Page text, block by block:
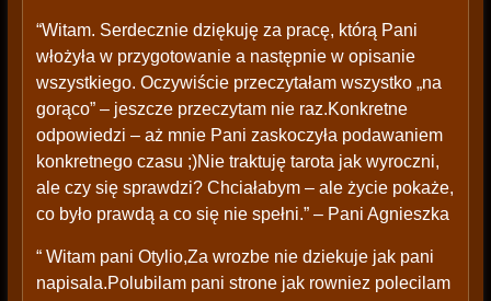
“Witam. Serdecznie dziękuję za pracę, którą Pani
włożyła w przygotowanie a następnie w opisanie
wszystkiego. Oczywiście przeczytałam wszystko „na
gorąco” – jeszcze przeczytam nie raz.Konkretne
odpowiedzi – aż mnie Pani zaskoczyła podawaniem
konkretnego czasu ;)Nie traktuję tarota jak wyroczni,
ale czy się sprawdzi? Chciałabym – ale życie pokaże,
co było prawdą a co się nie spełni.” – Pani Agnieszka
“ Witam pani Otylio,Za wrozbe nie dziekuje jak pani
napisala.Polubilam pani strone jak rowniez polecilam